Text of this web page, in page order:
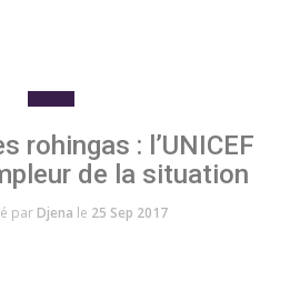
rohingas : l’UNICEF
de la situation
par Djena le 25 Sep 2017